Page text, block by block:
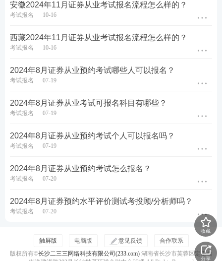
无需上传，沿用原来的照片即可。
第六步：选择科目，考生自行选择报考科目即可。
安徽2024年11月证券从业考试报名流程怎么样的？
考试报名 10-16
西藏2024年11月证券从业考试报名流程怎么样的？
考试报名 10-16
2024年8月证券从业预约考试哪些人可以报名？
考试报名 07-19
2024年8月证券从业考试可报名科目有哪些？
考试报名 07-19
2024年8月证券从业预约考试个人可以报名吗？
考试报名 07-19
2024年8月证券从业预约考试怎么报名？
考试报名 07-20
2024年8月证券预约水平评价测试考投顾/分析师吗？
考试报名 07-20
收藏
分享
触屏版 电脑版 意见反馈
合作联系
版权所有©长沙二三三网络科技有限公司(233.com)湖南省长沙市芙蓉区定王台